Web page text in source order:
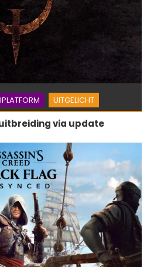
UITGELICHT
via update